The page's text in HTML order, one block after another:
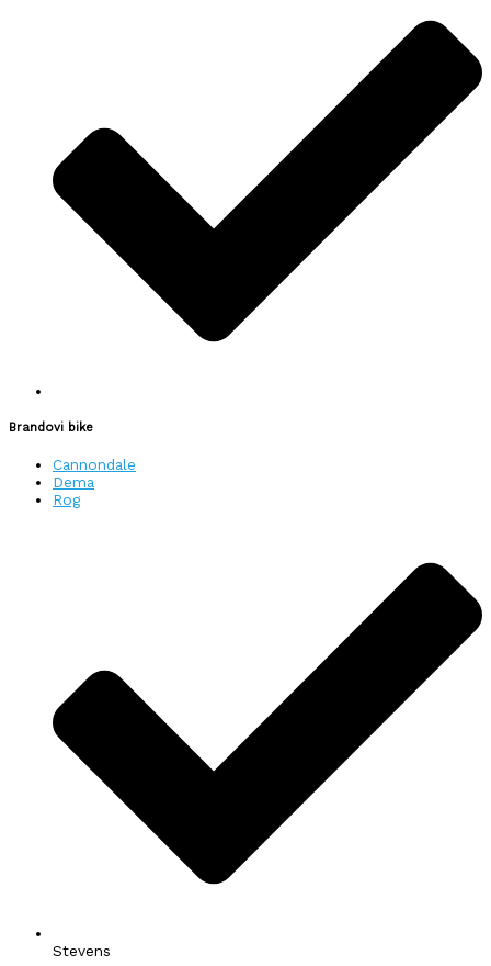
Brandovi bike
Cannondale
Dema
Rog
Stevens